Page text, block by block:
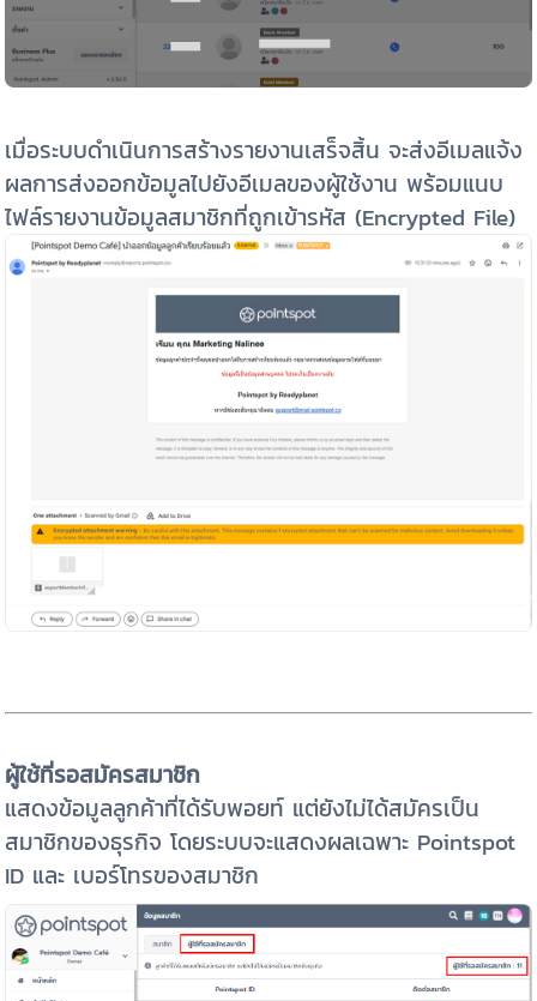
เมื่อระบบดำเนินการสร้างรายงานเสร็จสิ้น จะส่งอีเมลแจ้ง
ผลการส่งออกข้อมูลไปยังอีเมลของผู้ใช้งาน พร้อมแนบ
ไฟล์รายงานข้อมูลสมาชิกที่ถูกเข้ารหัส (Encrypted File)
ผู้ใช้ที่รอสมัครสมาชิก
แสดงข้อมูลลูกค้าที่ได้รับพอยท์ แต่ยังไม่ได้สมัครเป็น
สมาชิกของธุรกิจ โดยระบบจะแสดงผลเฉพาะ Pointspot
ID และ เบอร์โทรของสมาชิก